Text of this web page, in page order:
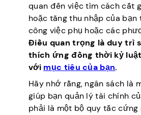
quan đến việc tìm cách cắt
hoặc tăng thu nhập của bạn
công việc phụ hoặc các
Điều quan trọng là duy trì
thích ứng đồng thời kỷ
với mục tiêu của bạn.
Hãy nhớ rằng, ngân sách là
giúp bạn quản lý tài chính
phải là một bộ quy tắc cứng